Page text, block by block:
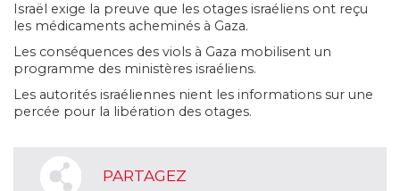
Israël exige la preuve que les otages israéliens ont reçu
les médicaments acheminés à Gaza.
Les conséquences des viols à Gaza mobilisent un
programme des ministères israéliens.
Les autorités israéliennes nient les informations sur une
percée pour la libération des otages.
PARTAGEZ